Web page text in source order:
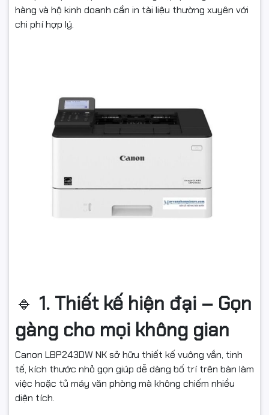
hàng và hộ kinh doanh cần in tài liệu thường xuyên với
chi phí hợp lý.
🔹 1. Thiết kế hiện đại – Gọn
gàng cho mọi không gian
Canon LBP243DW NK sở hữu thiết kế vuông vắn, tinh
tế, kích thước nhỏ gọn giúp dễ dàng bố trí trên bàn làm
việc hoặc tủ máy văn phòng mà không chiếm nhiều
diện tích.